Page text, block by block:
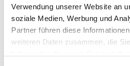
Verwendung unserer Website an
soziale Medien, Werbung und
Partner führen diese
weiteren Daten zusammen, die
GRÜNSTADT
LEINSWEILER